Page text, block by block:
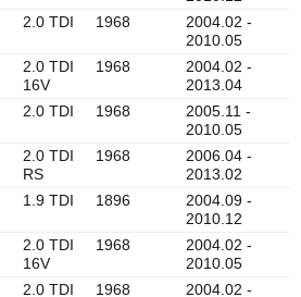
2.0 TDI 1968
2004.02 -
2010.05
2.0 TDI
16V
1968
2004.02 -
2013.04
2.0 TDI 1968
2005.11 -
2010.05
2.0 TDI
RS
1968
2006.04 -
2013.02
1.9 TDI 1896
2004.09 -
2010.12
2.0 TDI
16V
1968
2004.02 -
2010.05
2.0 TDI
1968
2004.02 -